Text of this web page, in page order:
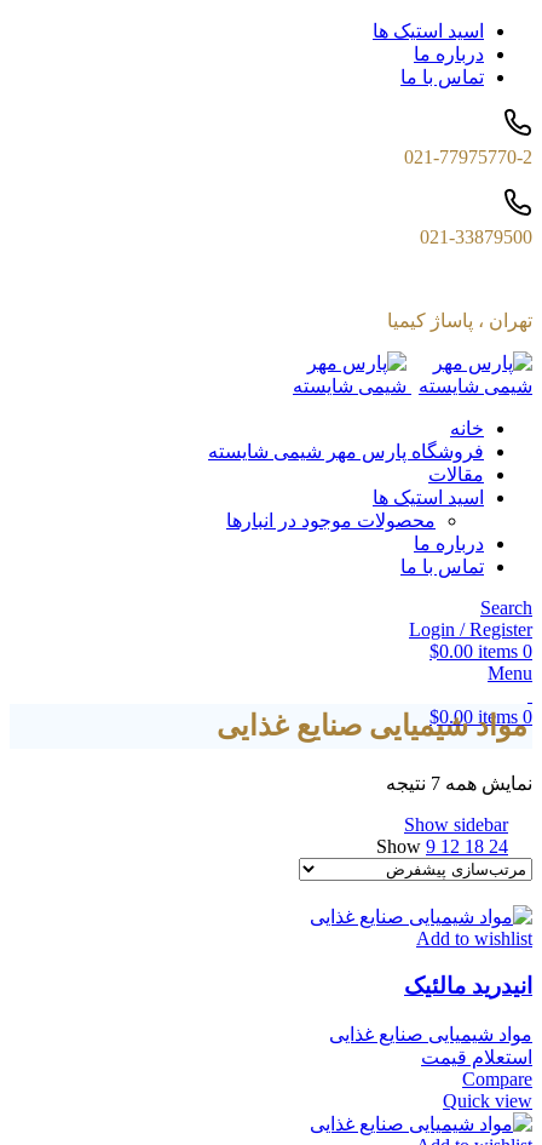
اسید استیک ها
درباره ما
تماس با ما
021-77975770-2
021-33879500
تهران ، پاساژ کیمیا
خانه
فروشگاه پارس مهر شیمی شایسته
مقالات
اسید استیک ها
محصولات موجود در انبارها
درباره ما
تماس با ما
Search
Login / Register
0
items
$0.00
Menu
0
items
$0.00
مواد شیمیایی صنایع غذایی
نمایش همه 7 نتیجه
Show sidebar
Show 9 12 18 24
Add to wishlist
انیدرید مالئیک
مواد شیمیایی صنایع غذایی
استعلام قیمت
Compare
Quick view